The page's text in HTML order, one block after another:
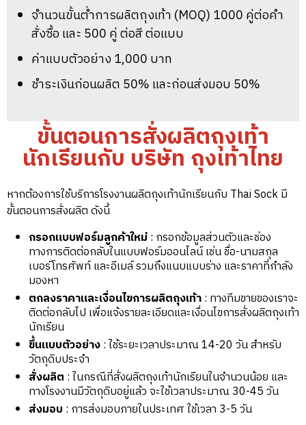
จำนวนขั้นต่ำการผลิตถุงเท้า (MOQ) 1000 คู่ต่อคำ
สั่งซื้อ และ 500 คู่ ต่อสี ต่อแบบ
ค่าแบบตัวอย่าง 1,000 บาท
ชำระเงินก่อนผลิต 50% และก่อนส่งมอบ 50%
ขั้นตอนการสั่งผลิตถุงเท้า
นักเรียนกับ บริษัท ถุงเท้าไทย
หากต้องการใช้บริการโรงงานผลิตถุงเท้านักเรียนกับ Thai Sock มี
ขั้นตอนการสั่งผลิต ดังนี้
กรอกแบบฟอร์มลูกค้าใหม่: กรอกข้อมูลส่วนตัวและช่อง
ทางการติดต่อกลับในแบบฟอร์มออนไลน์เช่น ชื่อ-นามสกุล
เบอร์โทรศัพท์ และอีเมล์ รวมถึงแนบแบบร่าง และราคาที่กำลัง
มองหา
ตกลงราคาและเงื่อนไขการผลิตถุงเท้า: ทางทีมขายของเราจะ
ติดต่อกลับไป เพื่อแจ้งรายละเอียดและเงื่อนไขการสั่งผลิตถุงเท้า
นักเรียน
ขึ้นแบบตัวอย่าง: ใช้ระยะเวลาประมาณ 14-20 วัน สำหรับ
วัตถุดิบประจำ
สั่งผลิต : ในกรณีที่สั่งผลิตถุงเท้านักเรียนในจำนวนน้อย และ
ทางโรงงานมีวัตถุดิบอยู่แล้ว จะใช้เวลาประมาณ 30-45 วัน
ส่งมอบ : การส่งมอบภายในประเทศ ใช้เวลา 3-5 วัน